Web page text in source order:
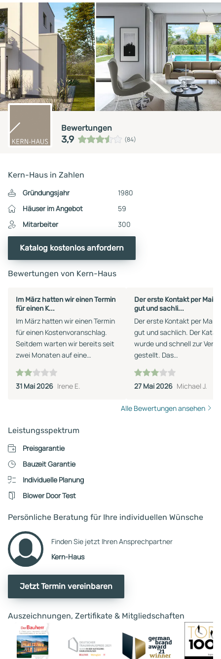
Bewertungen
3,9 (84)
Kern-Haus in Zahlen
Gründungsjahr
1980
Häuser im Angebot
59
Mitarbeiter
300
Katalog kostenlos anfordern
Bewertungen von Kern-Haus
Im März hatten wir einen Termin
für einen K...
Im März hatten wir einen Termin
für einen Kostenvoranschlag.
Seitdem warten wir bereits seit
zwei Monaten auf eine
wurde uns ein Rückruf zugesagt,
der jedoch bis heute nicht
Schade, denn eine kurze Absage
oder Information hätten wir
31 Mai 2026 Irene E.
Der erste Kontakt per Mail
gut und sachli...
Der erste Kontakt per Mail
gut und sachlich. Der
wurde und schnell zur
gestellt. Das
Online Meeting statt, was
sehr entgegen kam.
einige Wiederspüche auf.
reduzieren. Im weiteren Verlauf
Fragestellung sehr
27 Mai 2026 Michael J.
Alle Bewertungen ansehen
Leistungsspektrum
Preisgarantie
Bauzeit Garantie
Individuelle Planung
Blower Door Test
Persönliche Beratung für Ihre individuellen Wünsche
Finden Sie jetzt Ihren Ansprechpartner
Kern-Haus
Jetzt Termin vereinbaren
Auszeichnungen, Zertifikate & Mitgliedschaften